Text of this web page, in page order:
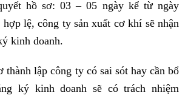
hồ sơ: 03 – 05 ngày kể từ ngày
lệ, công ty sản xuất cơ khí sẽ nhận
kinh doanh.
thành lập công ty có sai sót hay cần bổ
ký kinh doanh sẽ có trách nhiệm